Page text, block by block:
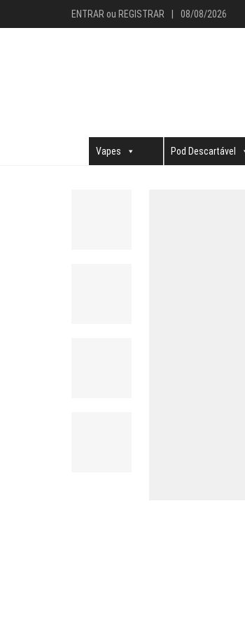
ENTRAR ou REGISTRAR 08/08/2026
Vapes Pod Descartável